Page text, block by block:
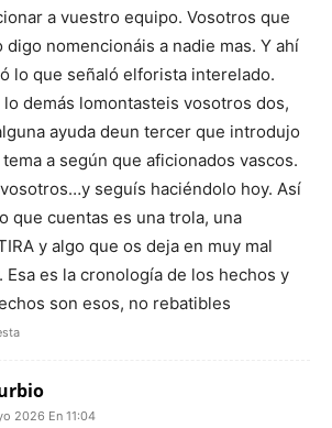
a vuestro equipo. Vosotros que
digo nomencionáis a nadie mas. Y ahí
lo que señaló elforista interelado.
lo demás lomontasteis vosotros dos,
ayuda deun tercer que introdujo
a según que aficionados vascos.
seguís haciéndolo hoy. Así
que cuentas es una trola, una
y algo que os deja en muy mal
Esa es la cronología de los hechos y
son esos, no rebatibles
2026 En 11:04